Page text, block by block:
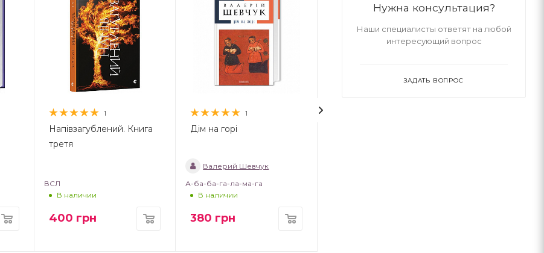
1
Напівзагублений. Книга
третя
ВСЛ
В наличии
400 грн
1
Дім на горі
Валерий Шевчук
А-ба-ба-га-ла-ма-га
В наличии
380 грн
Нужна консультация?
Наши специалисты ответят на любой
интересующий вопрос
ЗАДАТЬ ВОПРОС